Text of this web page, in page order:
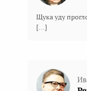
Щука уду
[…]